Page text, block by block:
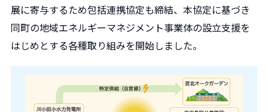
展に寄与するため包括連携協定も締結、本協定に基づき
同町の地域エネルギーマネジメント事業体の設立支援を
はじめとする各種取り組みを開始しました。